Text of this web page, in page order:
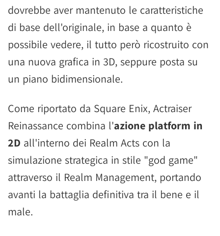
dovrebbe aver mantenuto le caratteristiche
di base dell'originale, in base a quanto è
possibile vedere, il tutto però ricostruito con
una nuova grafica in 3D, seppure posta su
un piano bidimensionale.
Come riportato da Square Enix, Actraiser
Reinassance combina l'azione platform in
2D all'interno dei Realm Acts con la
simulazione strategica in stile "god game"
attraverso il Realm Management, portando
avanti la battaglia definitiva tra il bene e il
male.